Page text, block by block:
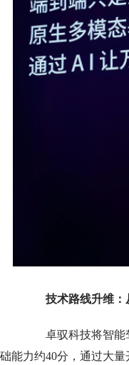
技术路线升维
卓驭科技将智能驾
础能力约40分，通过大